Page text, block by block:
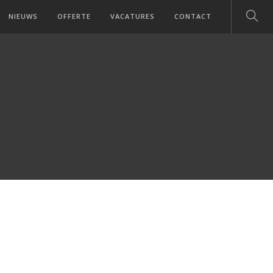
NIEUWS OFFERTE VACATURES CONTACT